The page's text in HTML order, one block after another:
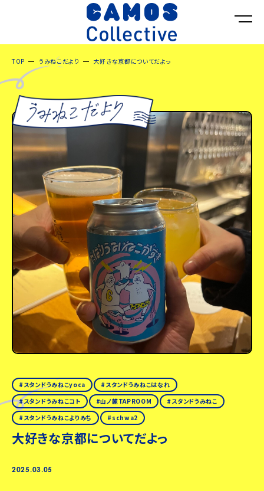
TOP うみねこだより 大好きな京都についてだよっ
スタンドうみねこyoca
スタンドうみねこはなれ
スタンドうみねこコト
山ノ麓TAPROOM
スタンドうみねこ
スタンドうみねこよりみち
schwa2
大好きな京都についてだよっ
2025.03.05